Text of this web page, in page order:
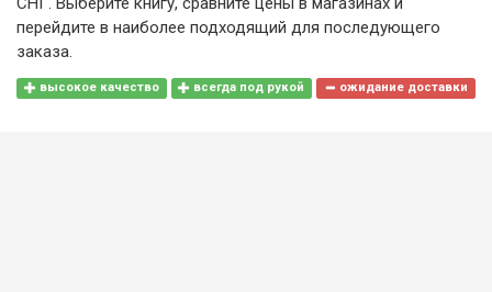
перейдите в наиболее подходящий для последующего
заказа.
высокое качество всегда под рукой ожидание доставки